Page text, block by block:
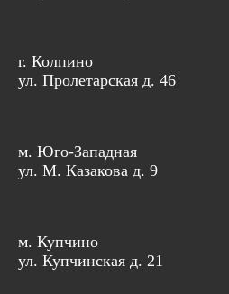
г. Колпино
ул. Пролетарская д. 46
м. Юго-Западная
ул. М. Казакова д. 9
м. Купчино
ул. Купчинская д. 21